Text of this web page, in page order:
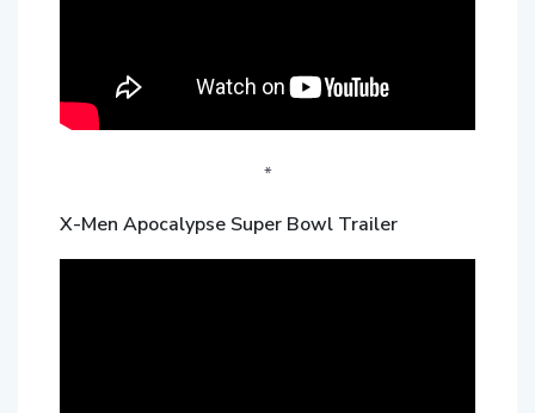
*
X-Men Apocalypse Super Bowl Trailer